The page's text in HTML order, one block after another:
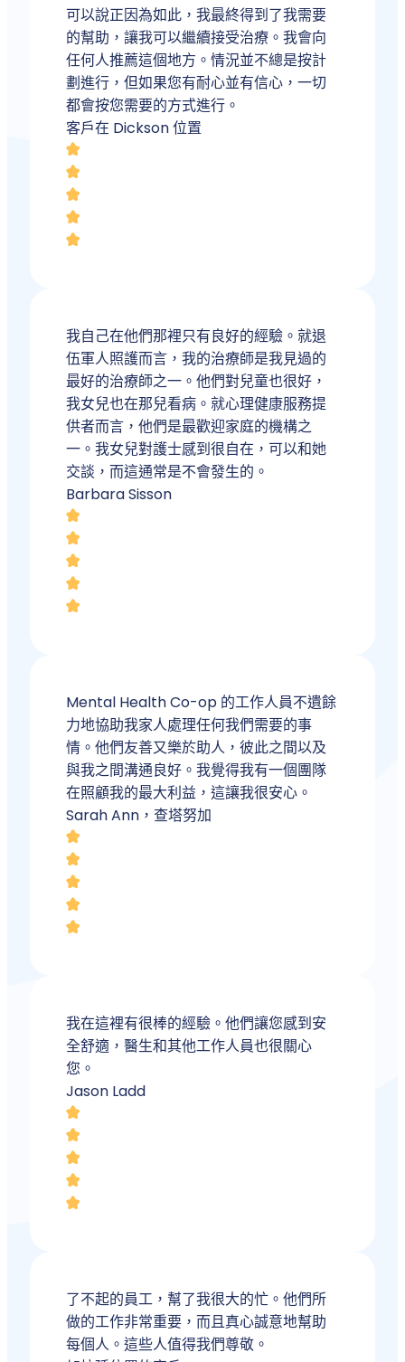
可以說正因為如此，我最終得到了我需要
的幫助，讓我可以繼續接受治療。我會向
任何人推薦這個地方。情況並不總是按計
劃進行，但如果您有耐心並有信心，一切
都會按您需要的方式進行。
客戶在 Dickson 位置
我自己在他們那裡只有良好的經驗。就退
伍軍人照護而言，我的治療師是我見過的
最好的治療師之一。他們對兒童也很好，
我女兒也在那兒看病。就心理健康服務提
供者而言，他們是最歡迎家庭的機構之
一。我女兒對護士感到很自在，可以和她
交談，而這通常是不會發生的。
Barbara Sisson
Mental Health Co-op 的工作人員不遺餘
力地協助我家人處理任何我們需要的事
情。他們友善又樂於助人，彼此之間以及
與我之間溝通良好。我覺得我有一個團隊
在照顧我的最大利益，這讓我很安心。
Sarah Ann，查塔努加
我在這裡有很棒的經驗。他們讓您感到安
全舒適，醫生和其他工作人員也很關心
您。
Jason Ladd
了不起的員工，幫了我很大的忙。他們所
做的工作非常重要，而且真心誠意地幫助
每個人。這些人值得我們尊敬。